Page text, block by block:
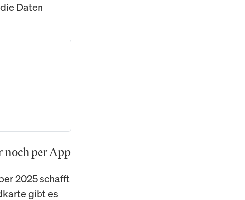
Daten
noch per App
2025 schafft
gibt es